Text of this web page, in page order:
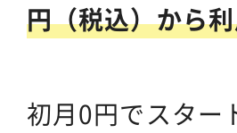
円（税込）から
初月0円でスター